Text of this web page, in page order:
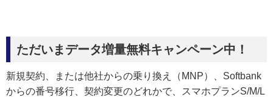
ただいまデータ増量無料キャンペーン中！
新規契約、または他社からの乗り換え（MNP）、Softbank
からの番号移行、契約変更のどれかで、スマホプランS/M/L